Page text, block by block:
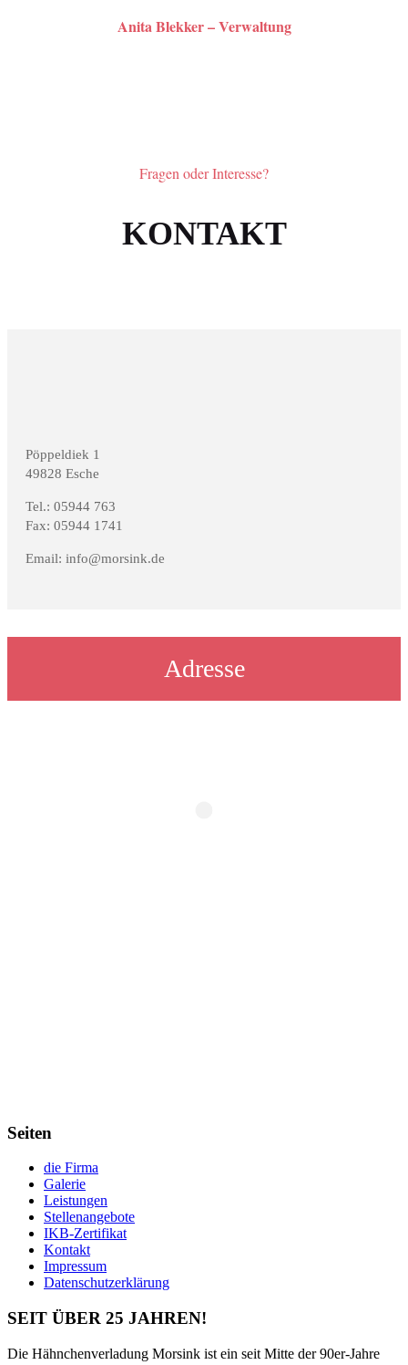
Anita Blekker – Verwaltung
Fragen oder Interesse?
KONTAKT
Pöppeldiek 1
49828 Esche
Tel.: 05944 763
Fax: 05944 1741
Email: info@morsink.de
Adresse
Seiten
die Firma
Galerie
Leistungen
Stellenangebote
IKB-Zertifikat
Kontakt
Impressum
Datenschutzerklärung
SEIT ÜBER 25 JAHREN!
Die Hähnchenverladung Morsink ist ein seit Mitte der 90er-Jahre